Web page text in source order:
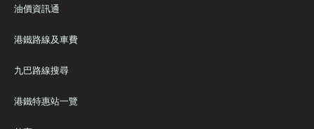
油價資訊通
港鐵路線及車費
九巴路線搜尋
港鐵特惠站一覽